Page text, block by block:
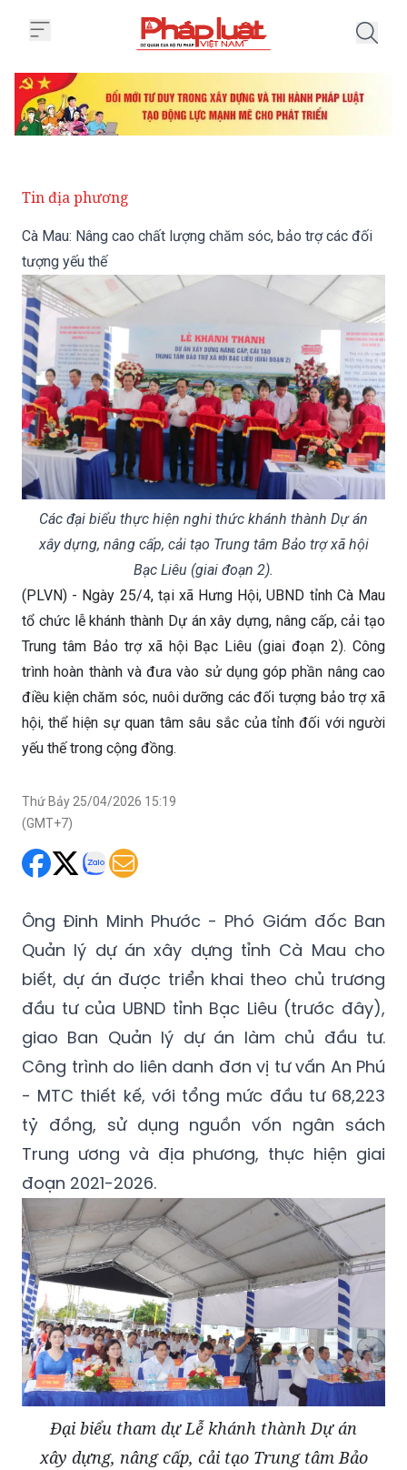
Tin địa phương
Cà Mau: Nâng cao chất lượng chăm sóc, bảo trợ các đối
tượng yếu thế
Các đại biểu thực hiện nghi thức khánh thành Dự án
xây dựng, nâng cấp, cải tạo Trung tâm Bảo trợ xã hội
Bạc Liêu (giai đoạn 2).
(PLVN) - Ngày 25/4, tại xã Hưng Hội, UBND tỉnh Cà Mau
tổ chức lễ khánh thành Dự án xây dựng, nâng cấp, cải tạo
Trung tâm Bảo trợ xã hội Bạc Liêu (giai đoạn 2). Công
trình hoàn thành và đưa vào sử dụng góp phần nâng cao
điều kiện chăm sóc, nuôi dưỡng các đối tượng bảo trợ xã
hội, thể hiện sự quan tâm sâu sắc của tỉnh đối với người
yếu thế trong cộng đồng.
Thứ Bảy 25/04/2026 15:19
(GMT+7)
Ông Đinh Minh Phước - Phó Giám đốc Ban
Quản lý dự án xây dựng tỉnh Cà Mau cho
biết, dự án được triển khai theo chủ trương
đầu tư của UBND tỉnh Bạc Liêu (trước đây),
giao Ban Quản lý dự án làm chủ đầu tư.
Công trình do liên danh đơn vị tư vấn An Phú
- MTC thiết kế, với tổng mức đầu tư 68,223
tỷ đồng, sử dụng nguồn vốn ngân sách
Trung ương và địa phương, thực hiện giai
đoạn 2021-2026.
Đại biểu tham dự Lễ khánh thành Dự án
xây dựng, nâng cấp, cải tạo Trung tâm Bảo